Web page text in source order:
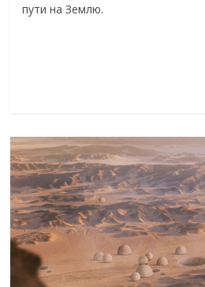
пути на Землю.